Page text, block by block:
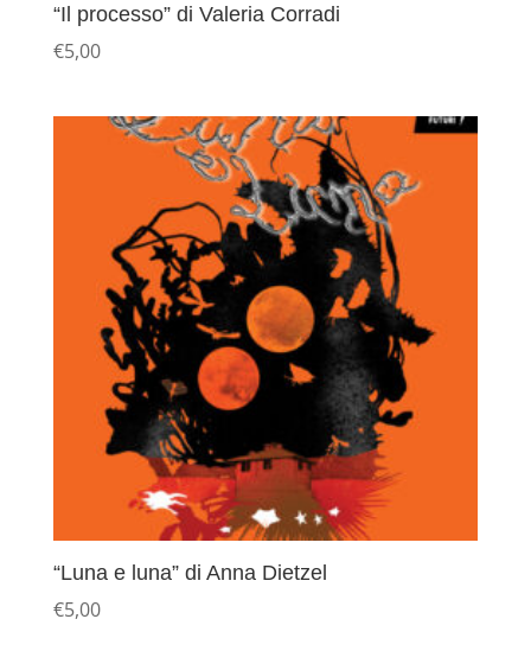
“Il processo” di Valeria Corradi
€5,00
“Luna e luna” di Anna Dietzel
€5,00